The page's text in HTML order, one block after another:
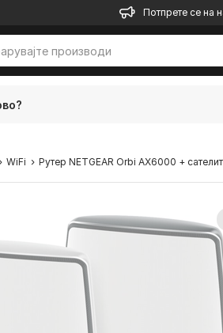
Потпрете се на
WiFi Рутер NETGEAR Orbi AX6000 +